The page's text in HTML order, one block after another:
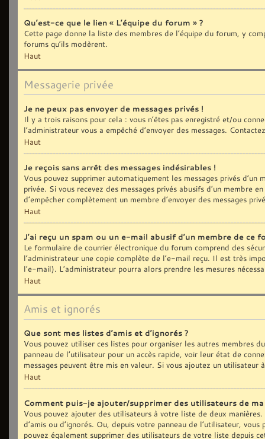
Qu’est-ce que le lien « L’équipe du forum » ?
Cette page donne la liste des membres de l’équipe du forum, y
forums qu’ils modèrent.
Haut
Messagerie privée
Je ne peux pas envoyer de messages privés !
Il y a trois raisons pour cela : vous n’êtes pas enregistré et/ou
l’administrateur vous a empêché d’envoyer des messages.
Haut
Je reçois sans arrêt des messages indésirables !
Vous pouvez supprimer automatiquement les messages privés
privée. Si vous recevez des messages privés abusifs d’un
d’empêcher complètement un membre d’envoyer des messages
Haut
J’ai reçu un spam ou un e-mail abusif d’un membre de ce
Le formulaire de courrier électronique du forum comprend des
l’administrateur une copie complète de l’e-mail reçu. Il est très
l’e-mail). L’administrateur pourra alors prendre les mesures
Haut
Amis et ignorés
Que sont mes listes d’amis et d’ignorés ?
Vous pouvez utiliser ces listes pour organiser les autres membres
panneau de l’utilisateur pour un accès rapide, voir leur état de
messages peuvent être mis en valeur. Si vous ajoutez un
Haut
Comment puis-je ajouter/supprimer des utilisateurs de ma
Vous pouvez ajouter des utilisateurs à votre liste de deux
d’amis ou d’ignorés. Ou, depuis votre panneau de l’utilisateur,
pouvez également supprimer des utilisateurs de votre liste depuis